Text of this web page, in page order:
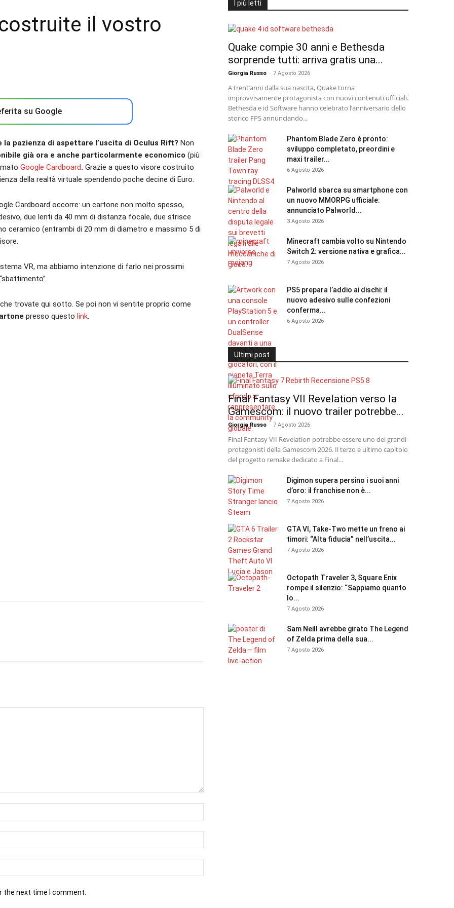
il vostro
su Google
la pazienza di aspettare l’uscita di Oculus Rift? Non
già ora e anche particolarmente economico (più
Google Cardboard. Grazie a questo visore costruito
della realtà virtuale spendendo poche decine di Euro.
Cardboard occorre: un cartone non molto spesso,
due lenti da 40 mm di distanza focale, due strisce
ceramico (entrambi di 20 mm di diametro e massimo 5 di
VR, ma abbiamo intenzione di farlo nei prossimi
trovate qui sotto. Se poi non vi sentite proprio come
presso questo link.
the next time I comment.
I più letti
Quake compie 30 anni e Bethesda
sorprende tutti: arriva gratis una...
Giorgia Russo - 7 Agosto 2026
A trent’anni dalla sua nascita, Quake torna
improvvisamente protagonista con nuovi contenuti ufficiali.
Bethesda e id Software hanno celebrato l’anniversario dello
storico FPS annunciando...
Phantom Blade Zero è pronto:
sviluppo completato, preordini e
maxi trailer...
6 Agosto 2026
Palworld sbarca su smartphone con
un nuovo MMORPG ufficiale:
annunciato Palworld...
3 Agosto 2026
Minecraft cambia volto su Nintendo
Switch 2: versione nativa e grafica...
7 Agosto 2026
PS5 prepara l’addio ai dischi: il
nuovo adesivo sulle confezioni
conferma...
6 Agosto 2026
Ultimi post
Final Fantasy VII Revelation verso la
Gamescom: il nuovo trailer potrebbe...
Giorgia Russo - 7 Agosto 2026
Final Fantasy VII Revelation potrebbe essere uno dei grandi
protagonisti della Gamescom 2026. Il terzo e ultimo capitolo
del progetto remake dedicato a Final...
Digimon supera persino i suoi anni
d’oro: il franchise non è...
7 Agosto 2026
GTA VI, Take-Two mette un freno ai
timori: “Alta fiducia” nell’uscita...
7 Agosto 2026
Octopath Traveler 3, Square Enix
rompe il silenzio: “Sappiamo quanto
lo...
7 Agosto 2026
Sam Neill avrebbe girato The Legend
of Zelda prima della sua...
7 Agosto 2026